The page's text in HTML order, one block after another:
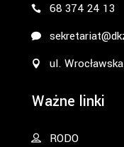
68 374 24 13
ul.
Ważne linki
RODO